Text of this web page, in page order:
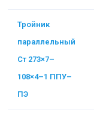
Тройник
параллельный
Ст 273×7–
108×4–1 ППУ–
ПЭ